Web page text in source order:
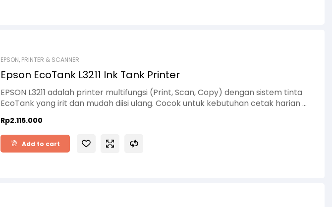
EPSON, PRINTER & SCANNER
Epson EcoTank L3211 Ink Tank Printer
EPSON L3211 adalah printer multifungsi (Print, Scan, Copy) dengan sistem tinta
EcoTank yang irit dan mudah diisi ulang. Cocok untuk kebutuhan cetak harian di
003 yang efisien, serta kualitas scan yang baik, menjadikan L3211 solusi ekonomis
dengan performa stabil untuk berbagai kebutuhan dokumen dan gambar.
Rp2.115.000
Add to cart